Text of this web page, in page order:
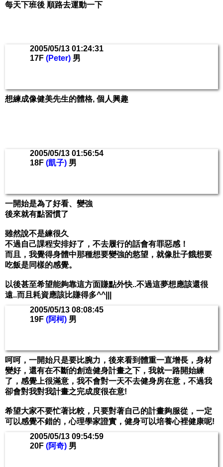
每天下班後 順路去運動一下
2005/05/13 01:24:31
17F (Peter) 男
想練成像健美先生的體格, 個人興趣
2005/05/13 01:56:54
18F (凱子) 男
一開始是為了好看、變強
後來就有點習慣了
雖然說不是練很久
不過自己課程安排好了，不去履行的話會有罪惡感！
而且，我覺得身體中那種想要變強的慾望，就像肚子餓想要
吃飯是同樣的感覺。
以後甚至希望能夠靠這方面賺點外快..不過這夢想應該還很
遠..而且耗資應該比賺得多^^|||
2005/05/13 08:08:45
19F (阿柯) 男
呵呵，一開始只是要比腕力，後來看到體重一直增長，身材
變好，還有在不斷的創造健身計畫之下，我就一路開始練
了，感覺上很滿意，我不會對一天不去健身房在意，不過我
卻會對我對我計畫之完成度很在意!
希望大家不要忙著比較，只要對著自己的計畫夠服從，一定
可以感覺不錯的，心理學家證實，健身可以培養心裡健康呢!
2005/05/13 09:54:59
20F (阿奇) 男